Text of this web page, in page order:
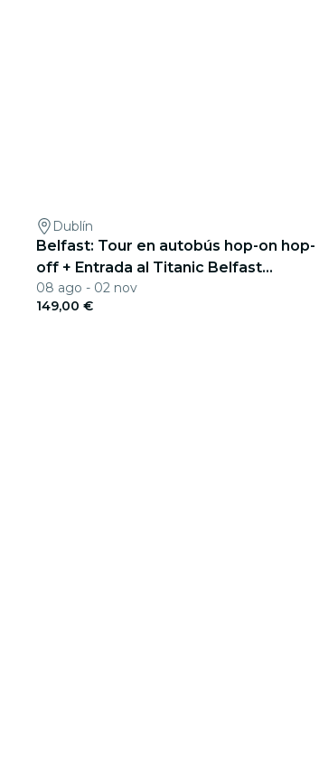
Dublín
Belfast: Tour en autobús hop-on hop-
off + Entrada al Titanic Belfast
Museum + Billete de tren
08 ago - 02 nov
149,00 €